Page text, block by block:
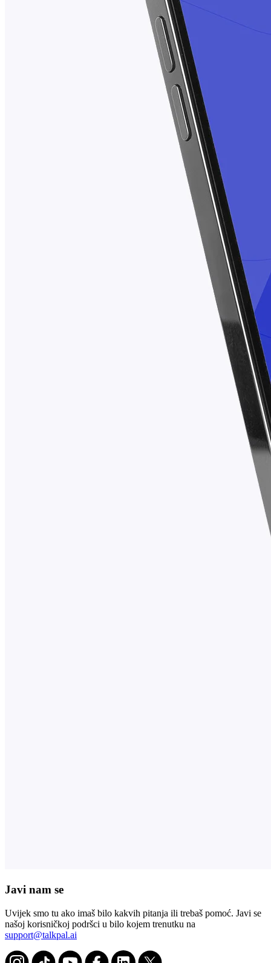
Javi nam se
Uvijek smo tu ako imaš bilo kakvih pitanja ili trebaš pomoć. Javi se
našoj korisničkoj podršci u bilo kojem trenutku na
support@talkpal.ai